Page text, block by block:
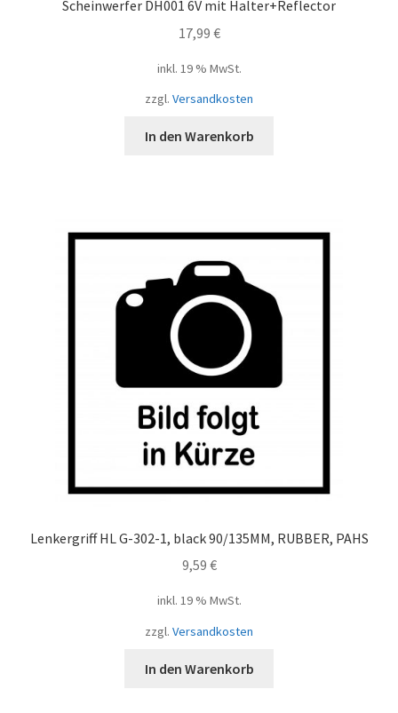
Scheinwerfer DH001 6V mit Halter+Reflector
17,99 €
inkl. 19 % MwSt.
zzgl. Versandkosten
In den Warenkorb
Lenkergriff HL G-302-1, black 90/135MM, RUBBER, PAHS
9,59 €
inkl. 19 % MwSt.
zzgl. Versandkosten
In den Warenkorb